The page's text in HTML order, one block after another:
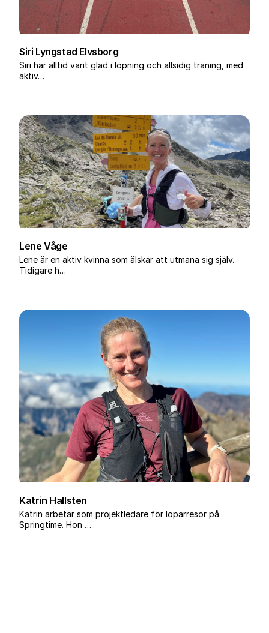
Siri Lyngstad Elvsborg
Siri har alltid varit glad i löpning och allsidig träning, med
aktiv…
Lene Våge
Lene är en aktiv kvinna som älskar att utmana sig själv.
Tidigare h…
Katrin Hallsten
Katrin arbetar som projektledare för löparresor på
Springtime. Hon …